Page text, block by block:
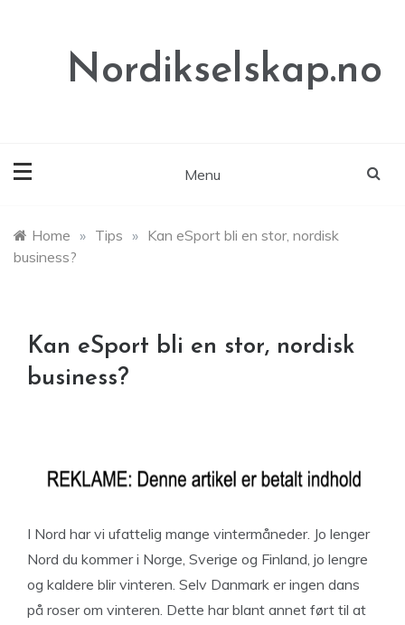
Nordikselskap.no
Menu
Home » Tips » Kan eSport bli en stor, nordisk
business?
Kan eSport bli en stor, nordisk
business?
I Nord har vi ufattelig mange vintermåneder. Jo lenger
Nord du kommer i Norge, Sverige og Finland, jo lengre
og kaldere blir vinteren. Selv Danmark er ingen dans
på roser om vinteren. Dette har blant annet ført til at